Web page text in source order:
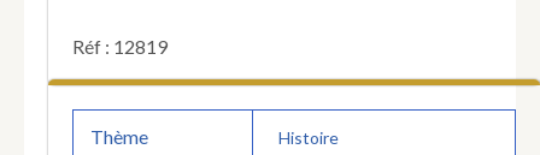
Réf : 12819
Thème Histoire